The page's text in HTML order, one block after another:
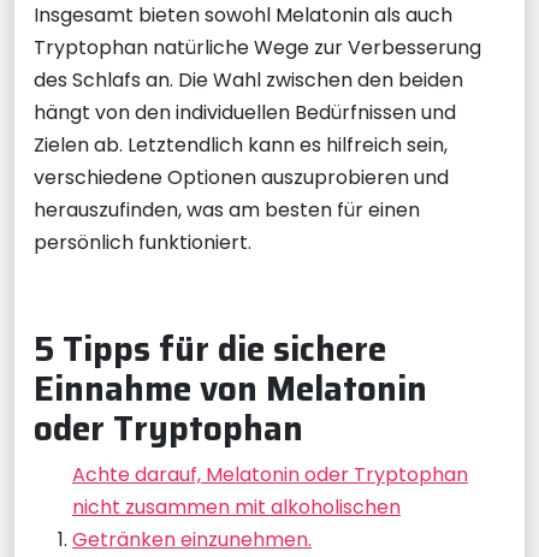
Insgesamt bieten sowohl Melatonin als auch
Tryptophan natürliche Wege zur Verbesserung
des Schlafs an. Die Wahl zwischen den beiden
hängt von den individuellen Bedürfnissen und
Zielen ab. Letztendlich kann es hilfreich sein,
verschiedene Optionen auszuprobieren und
herauszufinden, was am besten für einen
persönlich funktioniert.
5 Tipps für die sichere
Einnahme von Melatonin
oder Tryptophan
Achte darauf, Melatonin oder Tryptophan
nicht zusammen mit alkoholischen
Getränken einzunehmen.